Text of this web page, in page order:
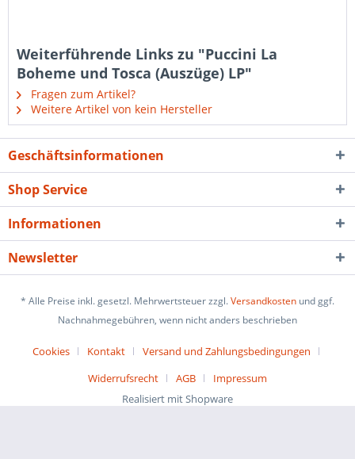
Weiterführende Links zu "Puccini La
Boheme und Tosca (Auszüge) LP"
Fragen zum Artikel?
Weitere Artikel von kein Hersteller
Geschäftsinformationen
Shop Service
Informationen
Newsletter
* Alle Preise inkl. gesetzl. Mehrwertsteuer zzgl.Versandkosten und ggf.
Nachnahmegebühren, wenn nicht anders beschrieben
Cookies Kontakt
Versand und Zahlungsbedingungen
Widerrufsrecht
AGB
Impressum
Realisiert mit Shopware